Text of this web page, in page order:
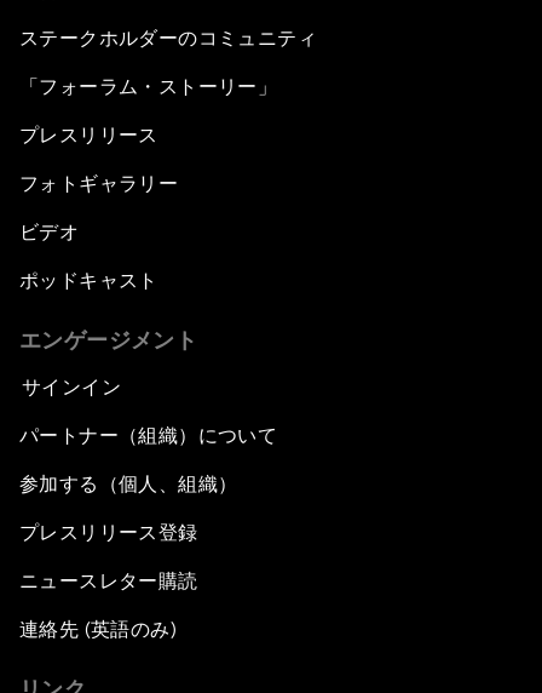
ステークホルダーのコミュニティ
「フォーラム・ストーリー」
プレスリリース
フォトギャラリー
ビデオ
ポッドキャスト
エンゲージメント
サインイン
パートナー（組織）について
参加する（個人、組織）
プレスリリース登録
ニュースレター購読
連絡先 (英語のみ)